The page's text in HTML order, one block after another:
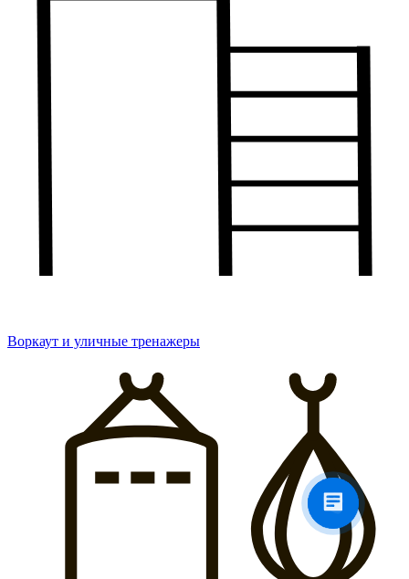
Воркаут и уличные тренажеры